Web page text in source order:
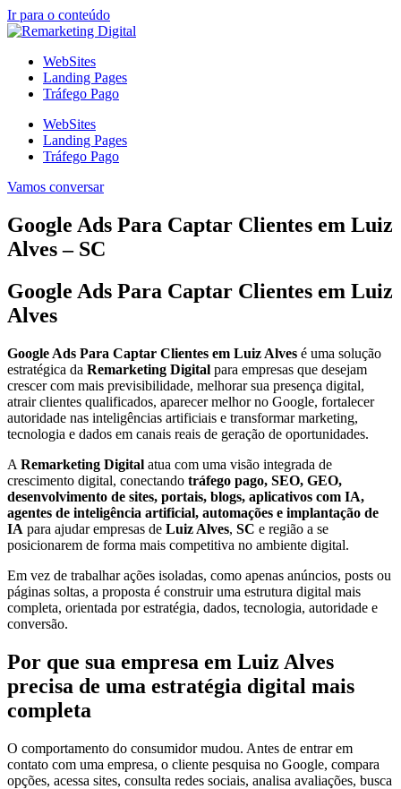
Ir para o conteúdo
WebSites
Landing Pages
Tráfego Pago
WebSites
Landing Pages
Tráfego Pago
Vamos conversar
Google Ads Para Captar Clientes em Luiz
Alves – SC
Google Ads Para Captar Clientes em Luiz
Alves
Google Ads Para Captar Clientes em Luiz Alves é uma solução
estratégica da Remarketing Digital para empresas que desejam
crescer com mais previsibilidade, melhorar sua presença digital,
atrair clientes qualificados, aparecer melhor no Google, fortalecer
autoridade nas inteligências artificiais e transformar marketing,
tecnologia e dados em canais reais de geração de oportunidades.
A Remarketing Digital atua com uma visão integrada de
crescimento digital, conectando tráfego pago, SEO, GEO,
desenvolvimento de sites, portais, blogs, aplicativos com IA,
agentes de inteligência artificial, automações e implantação de
IA para ajudar empresas de Luiz Alves, SC e região a se
posicionarem de forma mais competitiva no ambiente digital.
Em vez de trabalhar ações isoladas, como apenas anúncios, posts ou
páginas soltas, a proposta é construir uma estrutura digital mais
completa, orientada por estratégia, dados, tecnologia, autoridade e
conversão.
Por que sua empresa em Luiz Alves
precisa de uma estratégia digital mais
completa
O comportamento do consumidor mudou. Antes de entrar em
contato com uma empresa, o cliente pesquisa no Google, compara
opções, acessa sites, consulta redes sociais, analisa avaliações, busca